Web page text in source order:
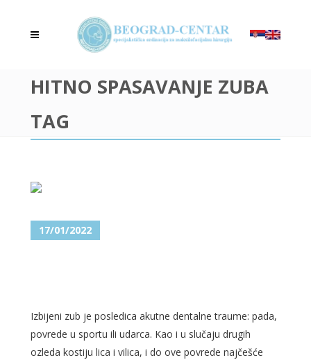
HITNO SPASAVANJE ZUBA
TAG
17/01/2022
Izbijeni zub je posledica akutne dentalne traume: pada,
povrede u sportu ili udarca. Kao i u slučaju drugih
ozleda kostiju lica i vilica, i do ove povrede najčešće